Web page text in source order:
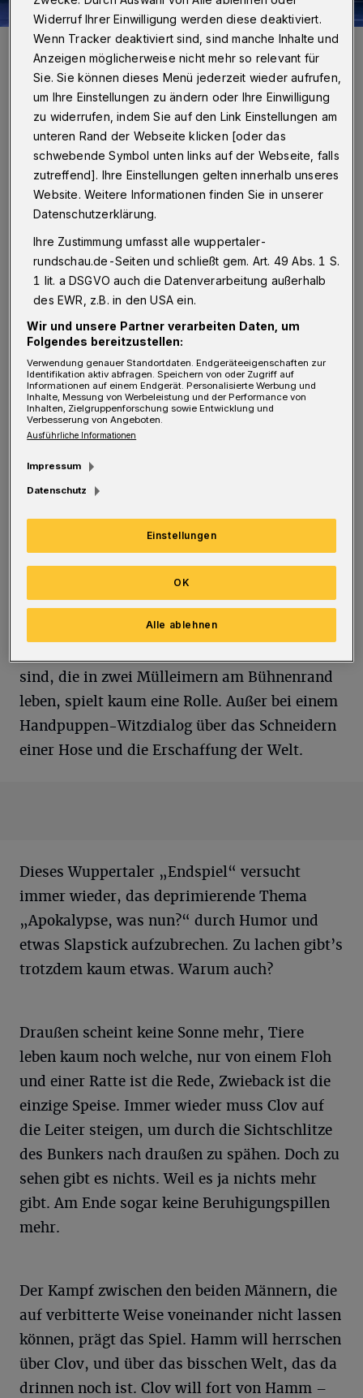
Die Welt ist leer, sie sind noch da: Thomas Braus (links) als Hamm
und Kevin Wilke als Clov in Samuel Becketts "Endspiel".
Foto: Dana Schmidt
Von Stefan Seitz
F ürs Wuppertaler Schauspiel hat
Regisseur Henner Kallmeyer im Theater
am Engelsgarten daraus ein düster
beleuchtetes, mager bühnenbebildertes
Skelett-Stück gemacht. Es lebt allein vom Text
– und den zwei Männern, die ihn sprechen,
ihn (aus-)leben. Thomas Braus ist der blinde
Hausherr Hamm, der im Schiebestuhl sitzt.
Kevin Wilke sein Diener Clov, steifbeinig,
kaum gehfähig – und mit nur einem Schuh.
Ein Fest fürs Auge sind die Kostüme (Silke
gekleidet, Clov wie zu Shakespeares Zeiten.
„angefressen“ sind beide. Innerlich wie
äußerlich.
sind, die in zwei Mülleimern am Bühnenrand
leben, spielt kaum eine Rolle. Außer bei einem
Handpuppen-Witzdialog über das Schneidern
einer Hose und die Erschaffung der Welt.
Dieses Wuppertaler „Endspiel“ versucht
immer wieder, das deprimierende Thema
„Apokalypse, was nun?“ durch Humor und
etwas Slapstick aufzubrechen. Zu lachen gibt’s
trotzdem kaum etwas. Warum auch?
Draußen scheint keine Sonne mehr, Tiere
leben kaum noch welche, nur von einem Floh
und einer Ratte ist die Rede, Zwieback ist die
einzige Speise. Immer wieder muss Clov auf
die Leiter steigen, um durch die Sichtschlitze
des Bunkers nach draußen zu spähen. Doch zu
sehen gibt es nichts. Weil es ja nichts mehr
gibt. Am Ende sogar keine Beruhigungspillen
mehr.
Der Kampf zwischen den beiden Männern, die
auf verbitterte Weise voneinander nicht lassen
können, prägt das Spiel. Hamm will herrschen
über Clov, und über das bisschen Welt, das da
drinnen noch ist. Clov will fort von Hamm –
Widerruf Ihrer Einwilligung werden diese deaktiviert.
Wenn Tracker deaktiviert sind, sind manche Inhalte und
Anzeigen möglicherweise nicht mehr so relevant für
Sie. Sie können dieses Menü jederzeit wieder aufrufen,
um Ihre Einstellungen zu ändern oder Ihre Einwilligung
zu widerrufen, indem Sie auf den Link Einstellungen am
unteren Rand der Webseite klicken [oder das
schwebende Symbol unten links auf der Webseite, falls
zutreffend]. Ihre Einstellungen gelten innerhalb unseres
Website. Weitere Informationen finden Sie in unserer
Datenschutzerklärung.
Ihre Zustimmung umfasst alle wuppertaler-
rundschau.de-Seiten und schließt gem. Art. 49 Abs. 1 S.
1 lit. a DSGVO auch die Datenverarbeitung außerhalb
des EWR, z.B. in den USA ein.
Wir und unsere Partner verarbeiten Daten, um
Folgendes bereitzustellen:
Verwendung genauer Standortdaten. Endgeräteeigenschaften zur
Identifikation aktiv abfragen. Speichern von oder Zugriff auf
Informationen auf einem Endgerät. Personalisierte Werbung und
Inhalte, Messung von Werbeleistung und der Performance von
Inhalten, Zielgruppenforschung sowie Entwicklung und
Verbesserung von Angeboten.
Ausführliche Informationen
Impressum
Datenschutz
Einstellungen
Alle ablehnen
OK